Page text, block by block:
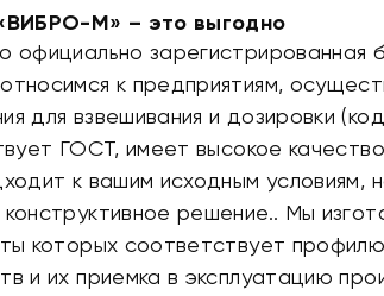
М» – это выгодно
зарегистрированная
к предприятиям,
для взвешивания и дозировки
ГОСТ, имеет высокое
к вашим исходным условиям,
решение.. Мы
которых соответствует
и их приемка в эксплуатацию